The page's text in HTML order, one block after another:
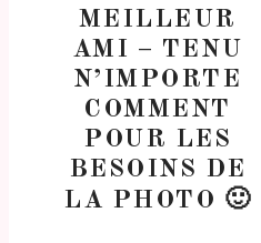
MEILLEUR
AMI – TENU
N’IMPORTE
COMMENT
POUR LES
BESOINS DE
LA PHOTO 🙂